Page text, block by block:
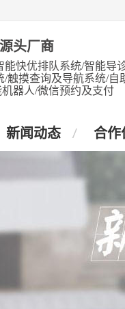
头厂商
快优排队系统/智能导
触摸查询及导航系统/自
器人/微信预约及支付
新闻动态 合作